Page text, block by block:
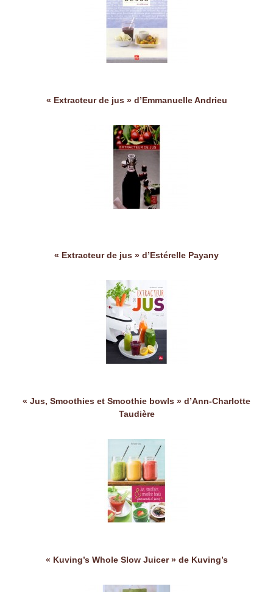
« Extracteur de jus » d’Emmanuelle Andrieu
« Extracteur de jus » d’Estérelle Payany
« Jus, Smoothies et Smoothie bowls » d’Ann-Charlotte
Taudière
« Kuving’s Whole Slow Juicer » de Kuving’s